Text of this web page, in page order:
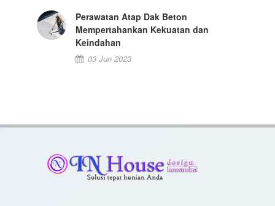
Perawatan Atap Dak Beton
Mempertahankan Kekuatan dan
Keindahan
03 Jun 2023